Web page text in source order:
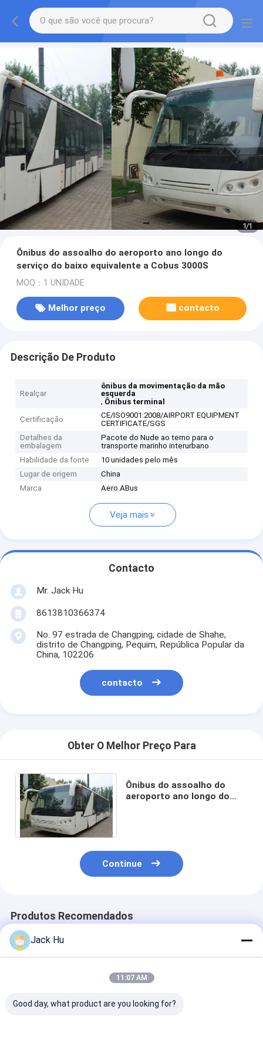
1/1
Ônibus do assoalho do aeroporto ano longo do
serviço do baixo equivalente a Cobus 3000S
MOQ：1 UNIDADE
Melhor preço contacto
Descrição De Produto
Realçar
ônibus da movimentação da mão
esquerda
, Ônibus terminal
Certificação
CE/ISO9001:2008/AIRPORT EQUIPMENT
CERTIFICATE/SGS
Detalhes da
embalagem
Pacote do Nude ao terno para o
transporte marinho interurbano
Habilidade da fonte
10 unidades pelo mês
Lugar de origem
China
Marca
Aero ABus
Veja mais
Contacto
Mr. Jack Hu
8613810366374
No. 97 estrada de Changping, cidade de Shahe,
distrito de Changping, Pequim, República Popular da
China, 102206
contacto
Obter O Melhor Preço Para
Ônibus do assoalho do
aeroporto ano longo do
Continue
Produtos Recomendados
Jack Hu
11:07 AM
Good day, what product are you looking for?